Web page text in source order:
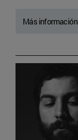
Más información